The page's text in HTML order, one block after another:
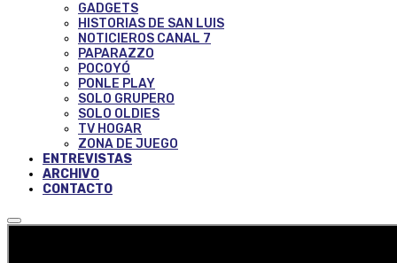
GADGETS
HISTORIAS DE SAN LUIS
NOTICIEROS CANAL 7
PAPARAZZO
POCOYÓ
PONLE PLAY
SOLO GRUPERO
SOLO OLDIES
TV HOGAR
ZONA DE JUEGO
ENTREVISTAS
ARCHIVO
CONTACTO